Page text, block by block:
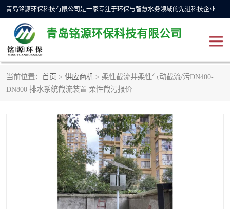
青岛铭源环保科技有限公司是一家专注于环保与智慧水务领域的先进科技企业，公司专注于云智能一体化预制泵站、水务循环利用、海绵城市、云智慧水务开发及新型环保技术研发等领域。铭源环保以为客户提供优质产品、专业技术服务为己任。为客户提供量身定制方案，提供多种配置方案满足实际使用要求。严控供货周期，并提供高标准后期维护。以环保为己任，视质量如生命，以技术做先导，靠诚信赢客户。
青岛铭源环保科技有限公司
当前位置： 首页 > 供应商机 > 柔性截流井柔性气动截流/污DN400-
DN800 排水系统截流装置 柔性截污报价
一体化HMPP泵站 气动柔性截污装置
智能截流井 智能旋转喷射器
液动限流闸门
加压泵房/灌溉泵房 一体化预制泵站
不锈钢浮筒阀 真空冲洗装置